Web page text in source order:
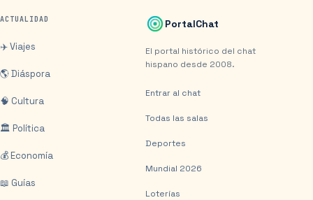
ACTUALIDAD
✈️ Viajes
🌎 Diáspora
🧠 Cultura
🏛️ Política
💰 Economía
📖 Guías
PortalChat
El portal histórico del chat
hispano desde 2008.
Entrar al chat
Todas las salas
Deportes
Mundial 2026
Loterías